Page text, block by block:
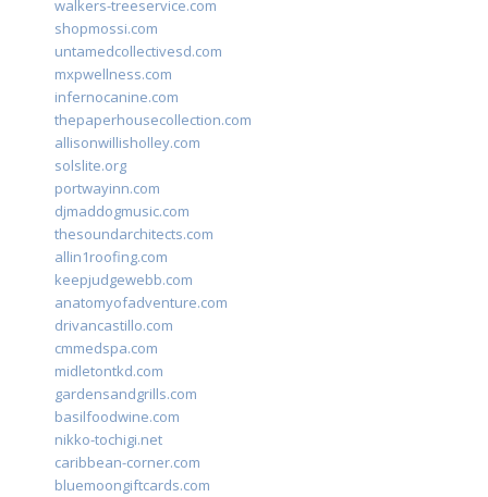
walkers-treeservice.com
shopmossi.com
untamedcollectivesd.com
mxpwellness.com
infernocanine.com
thepaperhousecollection.com
allisonwillisholley.com
solslite.org
portwayinn.com
djmaddogmusic.com
thesoundarchitects.com
allin1roofing.com
keepjudgewebb.com
anatomyofadventure.com
drivancastillo.com
cmmedspa.com
midletontkd.com
gardensandgrills.com
basilfoodwine.com
nikko-tochigi.net
caribbean-corner.com
bluemoongiftcards.com